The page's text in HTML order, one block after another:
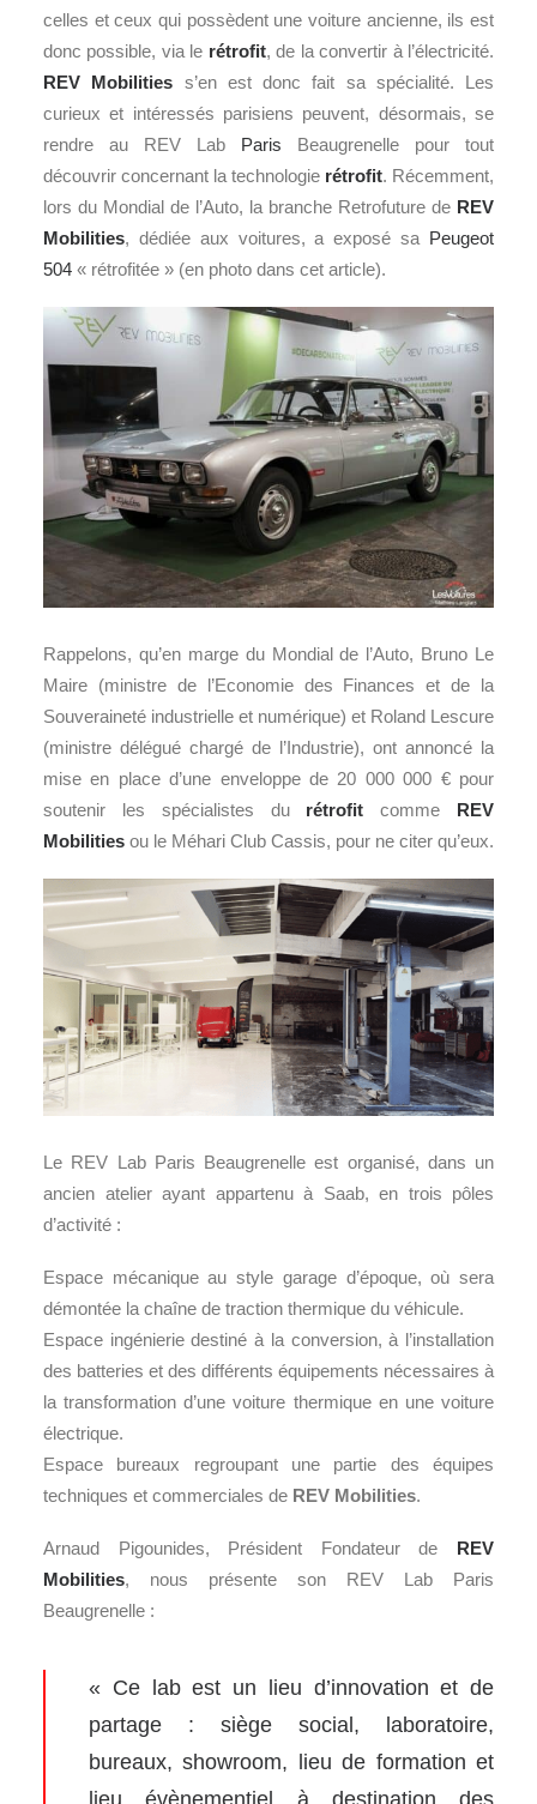
celles et ceux qui possèdent une voiture ancienne, ils est
donc possible, via le rétrofit, de la convertir à l’électricité.
REV Mobilities s’en est donc fait sa spécialité. Les
curieux et intéressés parisiens peuvent, désormais, se
rendre au REV Lab Paris Beaugrenelle pour tout
découvrir concernant la technologie rétrofit. Récemment,
lors du Mondial de l’Auto, la branche Retrofuture de REV
Mobilities, dédiée aux voitures, a exposé sa Peugeot
504 « rétrofitée » (en photo dans cet article).
Rappelons, qu’en marge du Mondial de l’Auto, Bruno Le
Maire (ministre de l’Economie des Finances et de la
Souveraineté industrielle et numérique) et Roland Lescure
(ministre délégué chargé de l’Industrie), ont annoncé la
mise en place d’une enveloppe de 20 000 000 € pour
soutenir les spécialistes du rétrofit comme REV
Mobilities ou le Méhari Club Cassis, pour ne citer qu’eux.
Le REV Lab Paris Beaugrenelle est organisé, dans un
ancien atelier ayant appartenu à Saab, en trois pôles
d’activité :
Espace mécanique au style garage d’époque, où sera
démontée la chaîne de traction thermique du véhicule.
Espace ingénierie destiné à la conversion, à l’installation
des batteries et des différents équipements nécessaires à
la transformation d’une voiture thermique en une voiture
électrique.
Espace bureaux regroupant une partie des équipes
techniques et commerciales de REV Mobilities.
Arnaud Pigounides, Président Fondateur de REV
Mobilities, nous présente son REV Lab Paris
Beaugrenelle :
« Ce lab est un lieu d’innovation et de
partage : siège social, laboratoire,
bureaux, showroom, lieu de formation et
lieu évènementiel à destination des